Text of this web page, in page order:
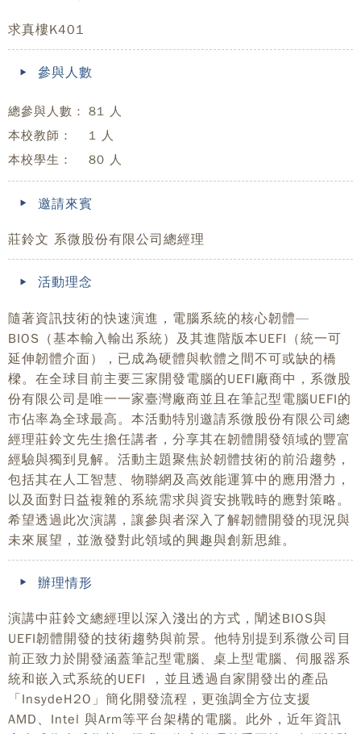
求真樓K401
參與人數
總參與人數：
81 人
本校教師：
1 人
本校學生：
80 人
邀請來賓
莊鈴文 系微股份有限公司總經理
活動理念
隨著資訊技術的快速演進，電腦系統的核心韌體—
BIOS（基本輸入輸出系統）及其進階版本UEFI（統一可
延伸韌體介面），已成為硬體與軟體之間不可或缺的橋
樑。在全球目前主要三家開發電腦的UEFI廠商中，系微股
份有限公司是唯一一家臺灣廠商並且在筆記型電腦UEFI的
市佔率為全球最高。本活動特別邀請系微股份有限公司總
經理莊鈴文先生擔任講者，分享其在韌體開發領域的豐富
經驗與獨到見解。活動主題聚焦於韌體技術的前沿趨勢，
包括其在人工智慧、物聯網及高效能運算中的應用潛力，
以及面對日益複雜的系統需求與資安挑戰時的應對策略。
希望透過此次演講，讓參與者深入了解韌體開發的現況與
未來展望，並激發對此領域的興趣與創新思維。
辦理情形
演講中莊鈴文總經理以深入淺出的方式，闡述BIOS與
UEFI韌體開發的技術趨勢與前景。他特別提到系微公司目
前正致力於開發涵蓋筆記型電腦、桌上型電腦、伺服器系
統和嵌入式系統的UEFI ，並且透過自家開發出的產品
「InsydeH2O」簡化開發流程，更強調全方位支援
AMD、Intel 與Arm等平台架構的電腦。此外，近年資訊